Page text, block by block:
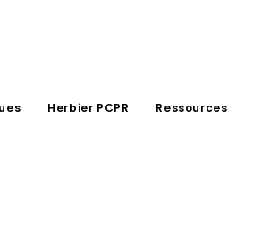
Herbier PCPR Ressources